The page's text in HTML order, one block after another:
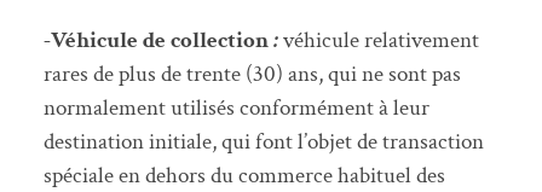
-Véhicule de collection:véhicule relativement
rares de plus de trente (30) ans, qui ne sont pas
normalement utilisés conformément à leur
destination initiale, qui font l’objet de transaction
spéciale en dehors du commerce habituel des